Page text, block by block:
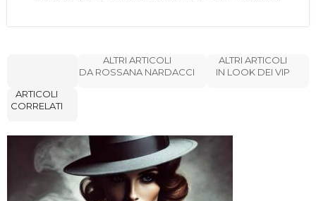
ARTICOLI
CORRELATI
ALTRI ARTICOLI
DA ROSSANA NARDACCI
ALTRI ARTICOLI
IN LOOK DEI VIP